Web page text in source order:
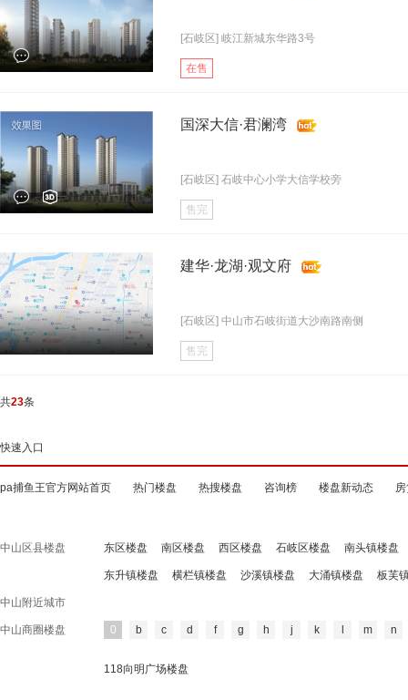
[石岐区] 岐江新城东华路3号
在售
国深大信·君澜湾
[石岐区] 石岐中心小学大信学校旁
售完
建华·龙湖·观文府
[石岐区] 中山市石岐街道大沙南路南侧
售完
共23条
快速入口
pa捕鱼王官方网站首页 热门楼盘 热搜楼盘 咨询榜 楼盘新动态
中山区县楼盘 东区楼盘 南区楼盘 西区楼盘 石岐区楼盘 南头镇楼盘
东升镇楼盘 横栏镇楼盘 沙溪镇楼盘 大涌镇楼盘 板芙
中山附近城市
中山商圈楼盘 0 b c d f g h j k m n
118向明广场楼盘